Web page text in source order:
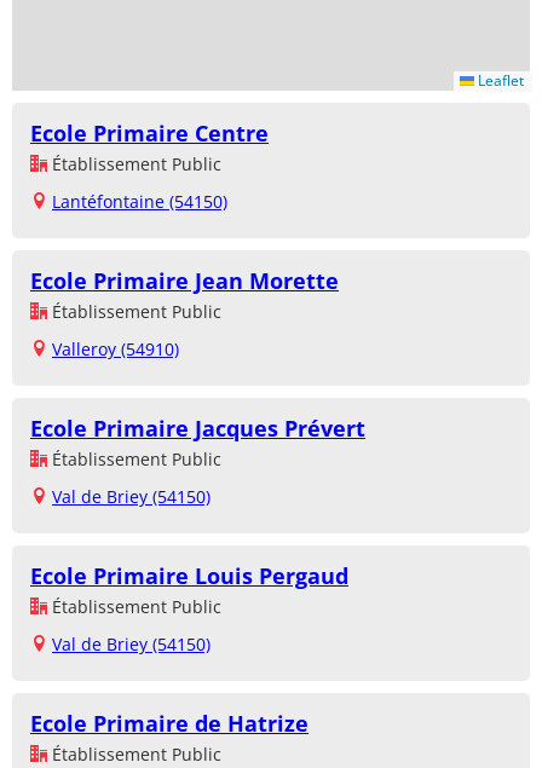
Leaflet
Ecole Primaire Centre
Établissement Public
Lantéfontaine (54150)
Ecole Primaire Jean Morette
Établissement Public
Valleroy (54910)
Ecole Primaire Jacques Prévert
Établissement Public
Val de Briey (54150)
Ecole Primaire Louis Pergaud
Établissement Public
Val de Briey (54150)
Ecole Primaire de Hatrize
Établissement Public